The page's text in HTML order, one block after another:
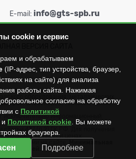
E-mail: info@gts-spb.ru
права защищены.
оборудования: металлических
штабелеров, тележек, талей,
исключительно информационный
публичной офертой, которая
статьи 437 (п.2) ГК РФ. Для получения
товарах и ценах
рублей.
cookie и сервис
и обрабатываем
(IP-адрес, тип устройства, браузер,
на сайте) для анализа
работы сайта. Нажимая
согласие на обработку
с Политикой
и Политикой cookie . Вы можете
браузера.
Подробнее